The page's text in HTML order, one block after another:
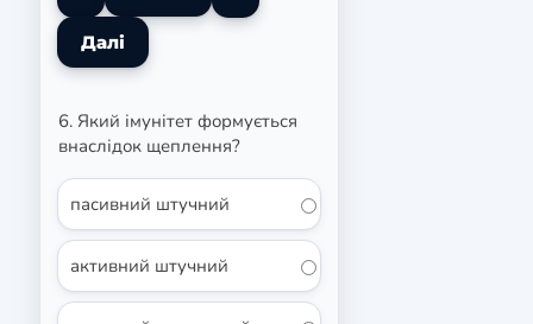
6. Який імунітет формується
внаслідок щеплення?
пасивний штучний
активний штучний